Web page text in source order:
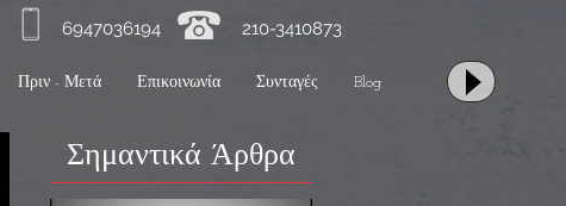
Πριν - Μετά Επικοινωνία Συνταγές Blog
6947036194 210-3410873
Σημαντικά Άρθρα